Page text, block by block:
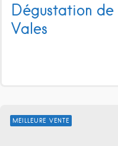
Dégustation
Vales
MEILLEURE VENTE